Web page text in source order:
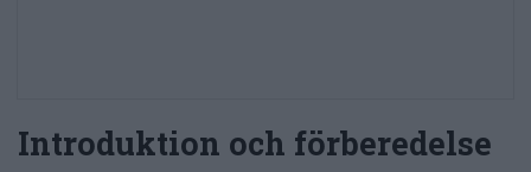
Introduktion och förberedelse